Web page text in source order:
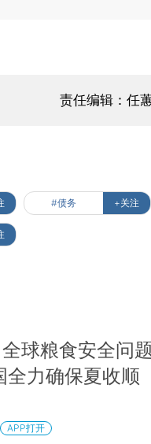
责任编辑：任
#债务 +关注
全球粮食安全问题
全力确保夏收顺
APP打开